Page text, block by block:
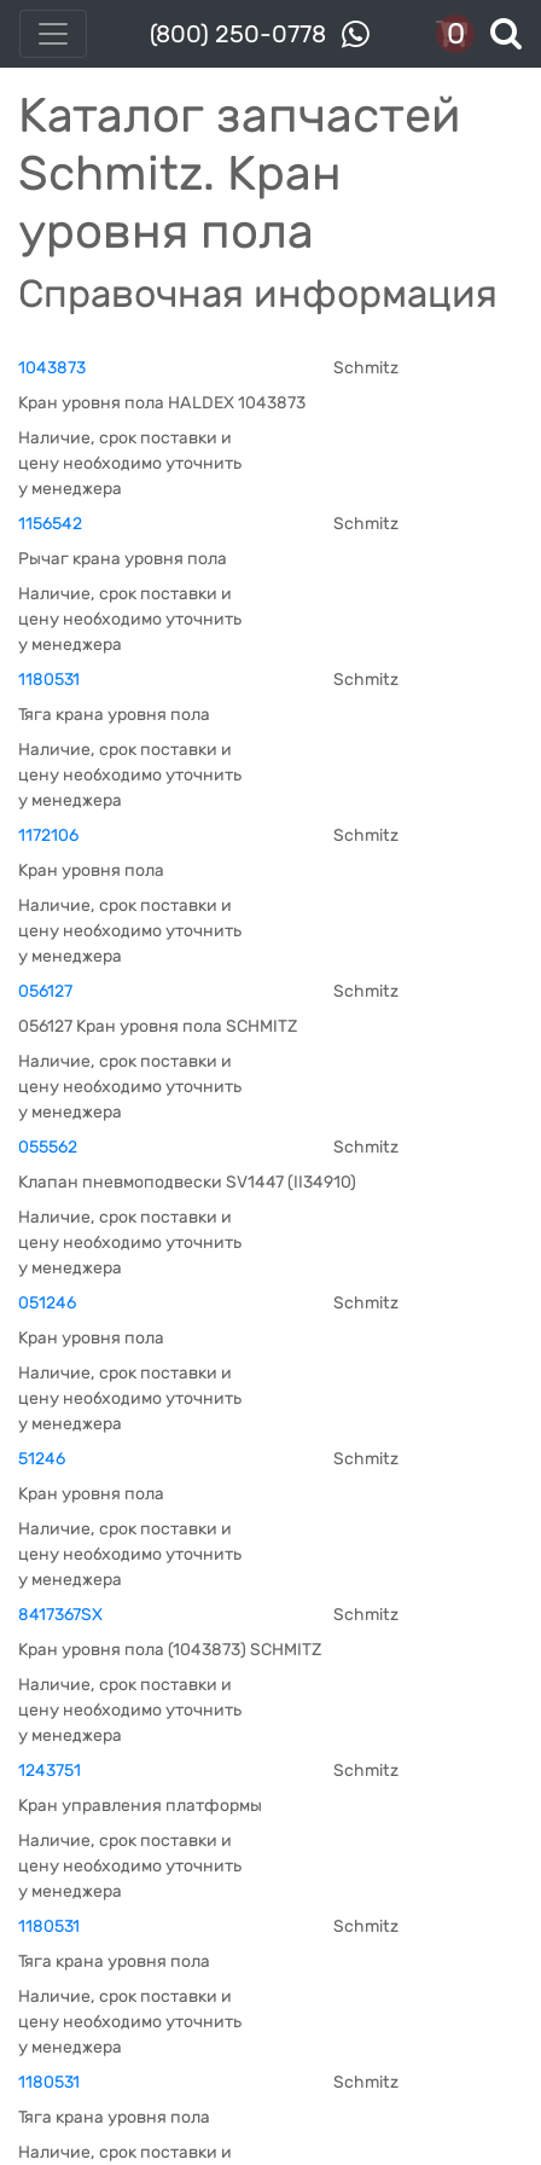
(800) 250-0778 0
Каталог запчастей
Schmitz. Кран
уровня пола
Справочная информация
1043873
Schmitz
Кран уровня пола HALDEX 1043873
Наличие, срок поставки и
цену необходимо уточнить
у менеджера
1156542
Schmitz
Рычаг крана уровня пола
Наличие, срок поставки и
цену необходимо уточнить
у менеджера
1180531
Schmitz
Тяга крана уровня пола
Наличие, срок поставки и
цену необходимо уточнить
у менеджера
1172106
Schmitz
Кран уровня пола
Наличие, срок поставки и
цену необходимо уточнить
у менеджера
056127
Schmitz
056127 Кран уровня пола SCHMITZ
Наличие, срок поставки и
цену необходимо уточнить
у менеджера
055562
Schmitz
Клапан пневмоподвески SV1447 (II34910)
Наличие, срок поставки и
цену необходимо уточнить
у менеджера
051246
Schmitz
Кран уровня пола
Наличие, срок поставки и
цену необходимо уточнить
у менеджера
51246
Schmitz
Кран уровня пола
Наличие, срок поставки и
цену необходимо уточнить
у менеджера
8417367SX
Schmitz
Кран уровня пола (1043873) SCHMITZ
Наличие, срок поставки и
цену необходимо уточнить
у менеджера
1243751
Schmitz
Кран управления платформы
Наличие, срок поставки и
цену необходимо уточнить
у менеджера
1180531
Schmitz
Тяга крана уровня пола
Наличие, срок поставки и
цену необходимо уточнить
у менеджера
1180531
Schmitz
Тяга крана уровня пола
Наличие, срок поставки и